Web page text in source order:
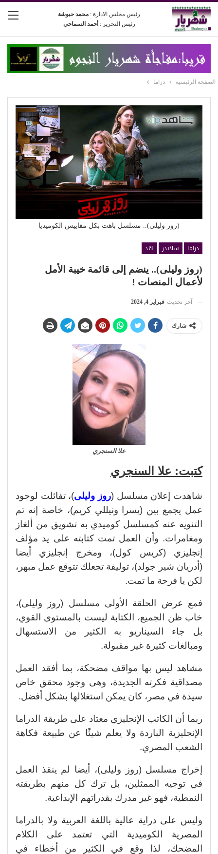
رئيس مجلس الادارة : محمد حبوشة
رئيس التحرير : أحمد السماحي
الصفحة الرئيسية دراما
(روز وليلى).. مسلسل باهت بكل مقاييس الكوميديا
دراما سلايدر
نقد
(روز وليلى).. ينضم إلى قائمة خيبة الأمل
لأعمال المنصات !
آخر تحديث فبراير 4, 2024
شارك
علا السنجري
كتبت: علا السنجري
شاهدت إعلان مسلسل (روز وليلى)، تفائلت لوجود
عمل يجمع بين (يسرا ونيللي كريم)، خاصة إنه تم
التنويه عنه كمسلسل كوميدي به تشويق من ألغاز
ومغامرات. وأن العمل تمت كتابته على يد مؤلف
إنجليزي (كريس كول)، ومخرج إنجليزي أيضا
(أدريان شير جولد)، توليفة تجعلك تتوقع عمل مبهر،
لكن يا فرحة ما تمت.
فمع عرض الحلقة الأولى مسلسل (روز وليلى)،
خاب ظن الجميع، الكتابة ليست بالمستوى القوي،
بل جاء السيناريو به الكثير من الاستسهال
ومبالغات كثيرة غير مقبولة.
مشاهد ليس بها مواقف مضحكة، بما أفقد العمل
مصداقية فكرته الجديدة، وهى وجود محقق خاص
سيدة في مصر، كان يمكن استغلالها بشكل أفضل.
ربما أن الكاتب الإنجليزي معتاد على طريقة الدراما
الإنجليزية الباردة ولا يعلم شيئًا عن طبيعة فكاهة
الشعب المصري.
إخراج مسلسل (روز وليلى)، أيضا لم ينقذ العمل
في توجيه الممثلين، بل ترك كل منهم بطريقته
النمطية، فهو غير مدرك بقدراتهم الإبداعية.
وليس على دراية عالية باللغة العربية ولا بالدراما
المصرية الكوميدية التي تعتمد على الكلام
المضحك، لذا وقع في الكثير من أخطاء في